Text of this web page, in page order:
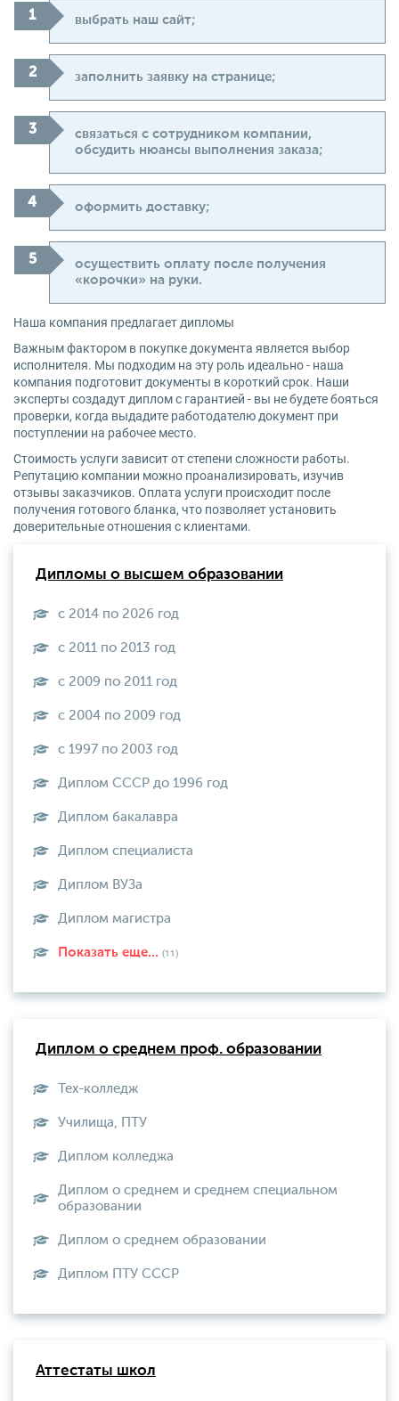
выбрать наш сайт;
заполнить заявку на странице;
связаться с сотрудником компании,
обсудить нюансы выполнения заказа;
оформить доставку;
осуществить оплату после получения
«корочки» на руки.
Наша компания предлагает дипломы
Важным фактором в покупке документа является выбор
исполнителя. Мы подходим на эту роль идеально - наша
компания подготовит документы в короткий срок. Наши
эксперты создадут диплом с гарантией - вы не будете бояться
проверки, когда выдадите работодателю документ при
поступлении на рабочее место.
Стоимость услуги зависит от степени сложности работы.
Репутацию компании можно проанализировать, изучив
отзывы заказчиков. Оплата услуги происходит после
получения готового бланка, что позволяет установить
доверительные отношения с клиентами.
Дипломы о высшем образовании
с 2014 по 2026 год
с 2011 по 2013 год
с 2009 по 2011 год
с 2004 по 2009 год
с 1997 по 2003 год
Диплом СССР до 1996 год
Диплом бакалавра
Диплом специалиста
Диплом ВУЗа
Диплом магистра
Показать еще... (11)
Диплом о среднем проф. образовании
Тех-колледж
Училища, ПТУ
Диплом колледжа
Диплом о среднем и среднем специальном
образовании
Диплом о среднем образовании
Диплом ПТУ СССР
Аттестаты школ